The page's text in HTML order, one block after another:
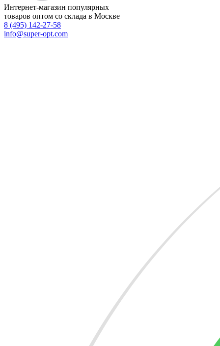
Интернет-магазин популярных
товаров оптом со склада в Москве
8 (495) 142-27-58
info@super-opt.com